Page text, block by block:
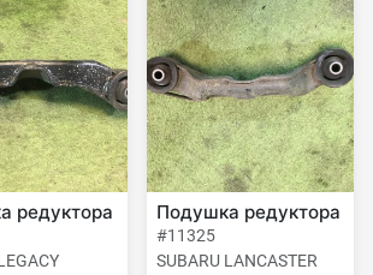
редуктора Подушка редуктора
#11325
SUBARU LANCASTER